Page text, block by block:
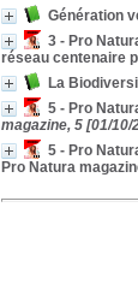
Génération
3 - Pro
réseau centenaire
La
5 - Pro
magazine, 5 [01/10/
5 - Pro
Pro Natura